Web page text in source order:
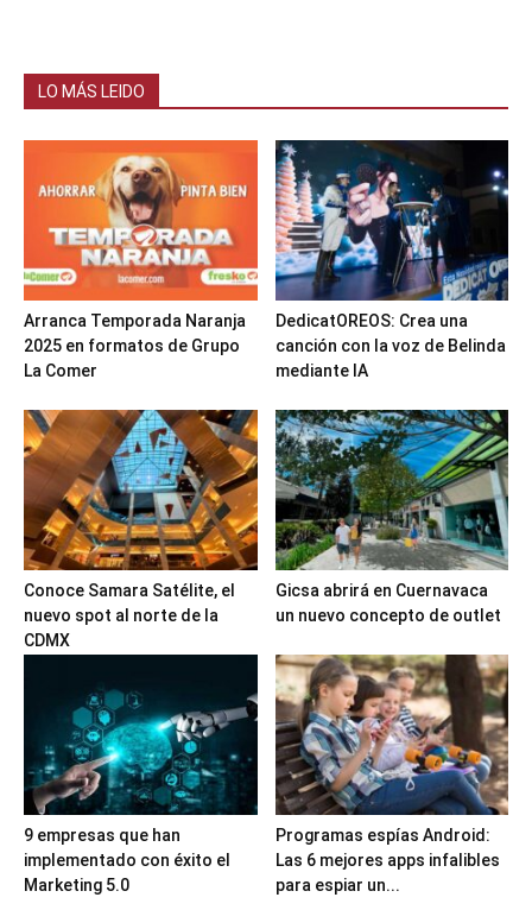
LO MÁS LEIDO
Arranca Temporada Naranja
2025 en formatos de Grupo
La Comer
DedicatOREOS: Crea una
canción con la voz de Belinda
mediante IA
Conoce Samara Satélite, el
nuevo spot al norte de la
CDMX
Gicsa abrirá en Cuernavaca
un nuevo concepto de outlet
9 empresas que han
implementado con éxito el
Marketing 5.0
Programas espías Android:
Las 6 mejores apps infalibles
para espiar un...